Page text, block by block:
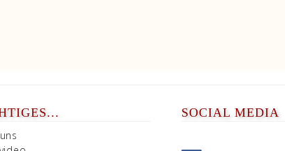
SOCIAL MEDIA